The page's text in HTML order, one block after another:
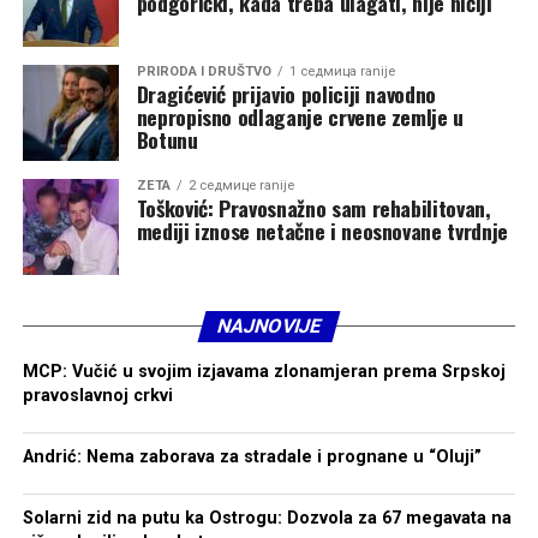
adekvatne zarade.
„To je strateški problem u čije rješavanje mora aktivno
da se uključi država, odnosno resorno ministarstvo.
Smatram da bi trebalo regulisati koliko se lubenice sadi u
odnosu na potrebe tržišta i njegovu otkupnu moć.
Neosporno je da veliki uvoz guši domaće proizvođače i
tom pitanju treba ozbiljno pristupiti zajedno sa
poljoprivrednicima. Poljoprivreda je oduvijek bila osnov
egzistencije u Zeti i zato zaslužuje mnogo veću pažnju“,
Kada je riječ o trgovačkim lancima i konkurenciji iz
uvoza, Popović kaže da lično nema problema sa
plasmanom svoje robe, ali upozorava da situacija nije
ista kod svih proizvođača.
zahvaljujući dobroj saradnji sa domaćim preprodavcima
PRIRODA I DRUŠTVO 1 седмица ranije
Dragićević prijavio policiji navodno
nepropisno odlaganje crvene zemlje u
Botunu
ZETA 2 седмице ranije
Tošković: Pravosnažno sam rehabilitovan,
mediji iznose netačne i neosnovane tvrdnje
NAJNOVIJE
MCP: Vučić u svojim izjavama zlonamjeran prema Srpskoj
pravoslavnoj crkvi
Andrić: Nema zaborava za stradale i prognane u “Oluji”
Solarni zid na putu ka Ostrogu: Dozvola za 67 megavata na